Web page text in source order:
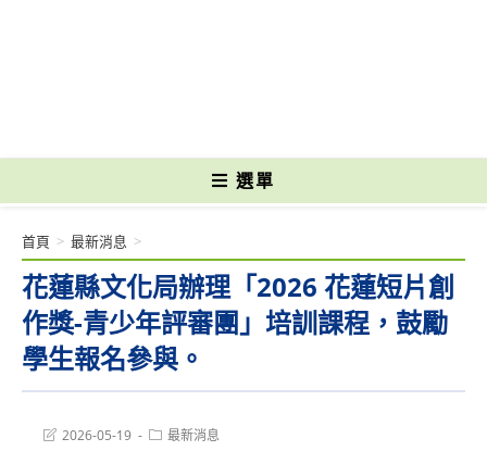
選單
花蓮縣文化局辦理「2026 花蓮短片創
作獎-青少年評審團」培訓課程，鼓勵
學生報名參與。
首頁 > 最新消息 >
Post2026-05-19
Post最新消息